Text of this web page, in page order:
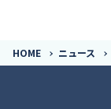
HOME ニュース